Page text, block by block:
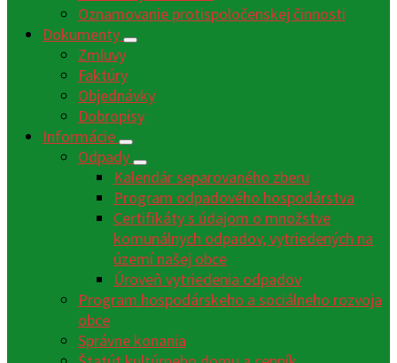
Oznamovanie protispoločenskej činnosti
Dokumenty
Zmluvy
Faktúry
Objednávky
Dobropisy
Informácie
Odpady
Kalendár separovaného zberu
Program odpadového hospodárstva
Certifikáty s údajom o množstve
komunálnych odpadov, vytriedených na
území našej obce
Úroveň vytriedenia odpadov
Program hospodárskeho a sociálneho rozvoja
obce
Správne konania